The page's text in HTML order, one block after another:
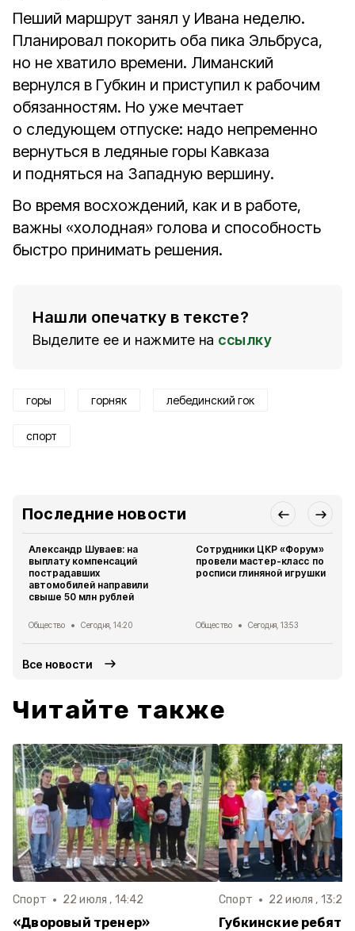
Пеший маршрут занял у Ивана неделю.
Планировал покорить оба пика Эльбруса,
но не хватило времени. Лиманский
вернулся в Губкин и приступил к рабочим
обязанностям. Но уже мечтает
о следующем отпуске: надо непременно
вернуться в ледяные горы Кавказа
и подняться на Западную вершину.
Во время восхождений, как и в работе,
важны «холодная» голова и способность
быстро принимать решения.
Нашли опечатку в тексте?
Выделите ее и нажмите на ссылку
горы горняк лебединский гок
спорт
Последние новости
Александр Шуваев: на
выплату компенсаций
пострадавших
автомобилей направили
свыше 50 млн рублей
Общество Сегодня, 14:20
Сотрудники ЦКР «Форум»
провели мастер-класс по
росписи глиняной игрушки
Общество Сегодня, 13:53
Все новости
Читайте также
Спорт 22 июля , 14:42
«Дворовый тренер»
Спорт 22 июля , 13:27
Губкинские ребята